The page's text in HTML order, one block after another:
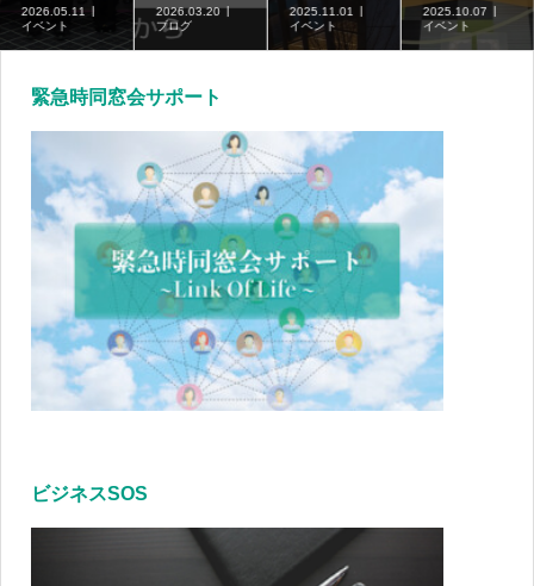
2026.05.11
イベント
2026.03.20
ブログ
2025.11.01
イベント
2025.10.07
イベント
緊急時同窓会サポート
ビジネスSOS